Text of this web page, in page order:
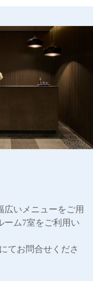
広いメニューをご用
ーム7室をご利用い
てお問合せくださ